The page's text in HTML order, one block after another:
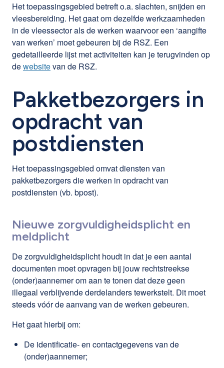
Het toepassingsgebied betreft o.a. slachten, snijden en
vleesbereiding. Het gaat om dezelfde werkzaamheden
in de vleessector als de werken waarvoor een ‘aangifte
van werken’ moet gebeuren bij de RSZ. Een
gedetailleerde lijst met activiteiten kan je terugvinden op
dewebsitevan de RSZ.
Pakketbezorgers in
opdracht van
postdiensten
Het toepassingsgebied omvat diensten van
pakketbezorgers die werken in opdracht van
postdiensten (vb. bpost).
Nieuwe zorgvuldigheidsplicht en
meldplicht
De zorgvuldigheidsplicht houdt in dat je een aantal
documenten moet opvragen bij jouw rechtstreekse
(onder)aannemer om aan te tonen dat deze geen
illegaal verblijvende derdelanders tewerkstelt. Dit moet
steeds vóór de aanvang van de werken gebeuren.
Het gaat hierbij om:
De identificatie- en contactgegevens van de
(onder)aannemer;